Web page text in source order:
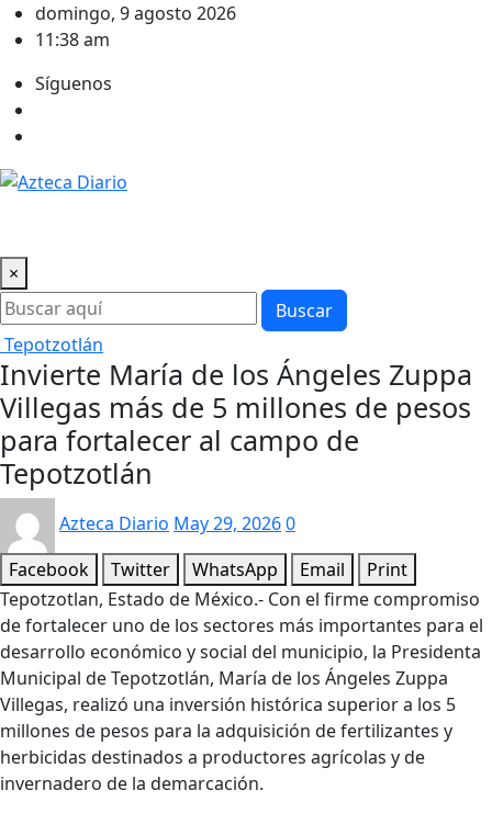
Saltardomingo, 9 agosto 2026
11:38 am
Síguenos
×
Buscar
Tepotzotlán
Invierte María de los Ángeles Zuppa
Villegas más de 5 millones de pesos
para fortalecer al campo de
Tepotzotlán
Azteca Diario May 29, 20260
Facebook
Twitter WhatsApp Email
Print
Tepotzotlan, Estado de México.- Con el firme compromiso
de fortalecer uno de los sectores más importantes para el
desarrollo económico y social del municipio, la Presidenta
Municipal de Tepotzotlán, María de los Ángeles Zuppa
Villegas, realizó una inversión histórica superior a los 5
millones de pesos para la adquisición de fertilizantes y
herbicidas destinados a productores agrícolas y de
invernadero de la demarcación.